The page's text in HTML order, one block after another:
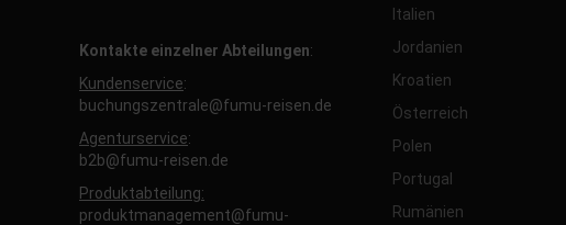
Kontakte einzelner Abteilungen:
Kundenservice:
buchungszentrale@fumu-reisen.de
Agenturservice:
b2b@fumu-reisen.de
Produktabteilung:
produktmanagement@fumu-
Italien
Jordanien
Kroatien
Österreich
Polen
Portugal
Rumänien